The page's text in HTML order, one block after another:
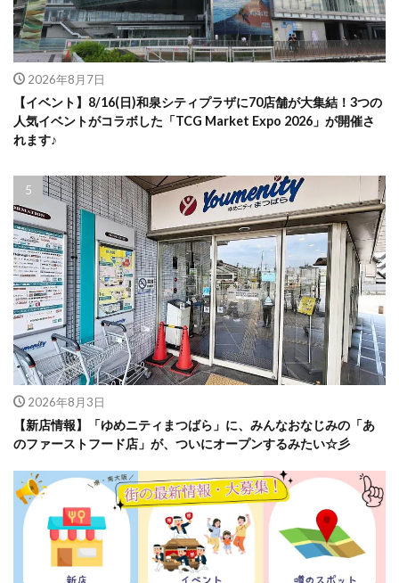
2026年8月7日
【イベント】8/16(日)和泉シティプラザに70店舗が大集結！3つの
人気イベントがコラボした「TCG Market Expo 2026」が開催さ
れます♪
2026年8月3日
【新店情報】「ゆめニティまつばら」に、みんなおなじみの「あ
のファーストフード店」が、ついにオープンするみたい☆彡